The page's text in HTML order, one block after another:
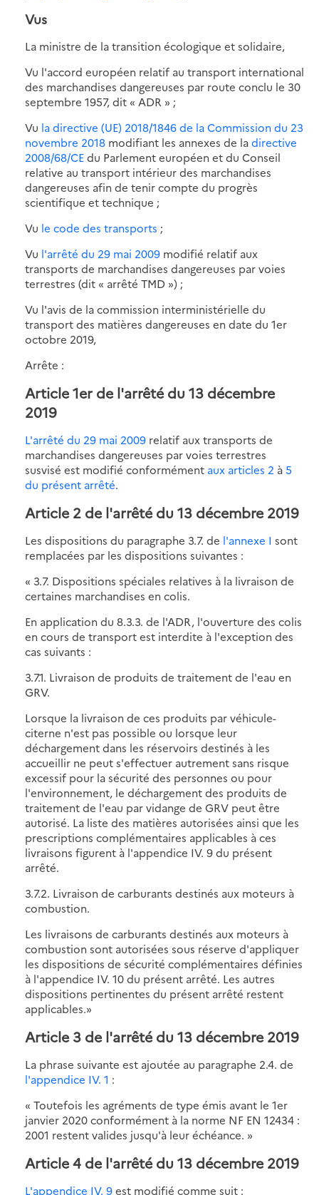
Vus
La ministre de la transition écologique et solidaire,
Vu l'accord européen relatif au transport international
des marchandises dangereuses par route conclu le 30
septembre 1957, dit « ADR » ;
Vu la directive (UE) 2018/1846 de la Commission du 23
novembre 2018 modifiant les annexes de ladirective
2008/68/CEdu Parlement européen et du Conseil
relative au transport intérieur des marchandises
dangereuses afin de tenir compte du progrès
scientifique et technique ;
Vu le code des transports ;
Vu l'arrêté du 29 mai 2009 modifié relatif aux
transports de marchandises dangereuses par voies
terrestres (dit « arrêté TMD ») ;
Vu l'avis de la commission interministérielle du
transport des matières dangereuses en date du 1er
octobre 2019,
Arrête :
Article 1er de l'arrêté du 13 décembre
2019
L'arrêté du 29 mai 2009 relatif aux transports de
marchandises dangereuses par voies terrestres
susvisé est modifié conformément aux articles 2 à5
du présent arrêté.
Article 2 de l'arrêté du 13 décembre 2019
Les dispositions du paragraphe 3.7. de l'annexe I sont
remplacées par les dispositions suivantes :
« 3.7. Dispositions spéciales relatives à la livraison de
certaines marchandises en colis.
En application du 8.3.3. de l'ADR, l'ouverture des colis
en cours de transport est interdite à l'exception des
cas suivants :
3.7.1. Livraison de produits de traitement de l'eau en
GRV.
Lorsque la livraison de ces produits par véhicule-
citerne n'est pas possible ou lorsque leur
déchargement dans les réservoirs destinés à les
accueillir ne peut s'effectuer autrement sans risque
excessif pour la sécurité des personnes ou pour
l'environnement, le déchargement des produits de
traitement de l'eau par vidange de GRV peut être
autorisé. La liste des matières autorisées ainsi que les
prescriptions complémentaires applicables à ces
livraisons figurent à l'appendice IV. 9 du présent
arrêté.
3.7.2. Livraison de carburants destinés aux moteurs à
combustion.
Les livraisons de carburants destinés aux moteurs à
combustion sont autorisées sous réserve d'appliquer
les dispositions de sécurité complémentaires définies
à l'appendice IV. 10 du présent arrêté. Les autres
dispositions pertinentes du présent arrêté restent
applicables.»
Article 3 de l'arrêté du 13 décembre 2019
La phrase suivante est ajoutée au paragraphe 2.4. de
l'appendice IV. 1 :
« Toutefois les agréments de type émis avant le 1er
janvier 2020 conformément à la norme NF EN 12434 :
2001 restent valides jusqu'à leur échéance. »
Article 4 de l'arrêté du 13 décembre 2019
L'appendice IV. 9est modifié comme suit :